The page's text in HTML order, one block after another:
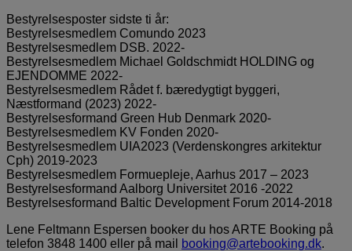
Bestyrelsesposter sidste ti år:
Bestyrelsesmedlem Comundo 2023
Bestyrelsesmedlem DSB. 2022-
Bestyrelsesmedlem Michael Goldschmidt HOLDING og
EJENDOMME 2022-
Bestyrelsesmedlem Rådet f. bæredygtigt byggeri,
Næstformand (2023) 2022-
Bestyrelsesformand Green Hub Denmark 2020-
Bestyrelsesmedlem KV Fonden 2020-
Bestyrelsesmedlem UIA2023 (Verdenskongres arkitektur
Cph) 2019-2023
Bestyrelsesmedlem Formuepleje, Aarhus 2017 – 2023
Bestyrelsesformand Aalborg Universitet 2016 -2022
Bestyrelsesformand Baltic Development Forum 2014-2018
Lene Feltmann Espersen booker du hos ARTE Booking på
telefon 3848 1400 eller på mail
booking@artebooking.dk.